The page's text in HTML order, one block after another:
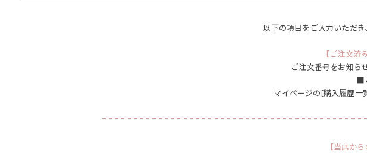
以下の項目をご入力いただ
【ご注文済
ご注文番号をお知ら
■
マイページの[購入履歴一
【当店か